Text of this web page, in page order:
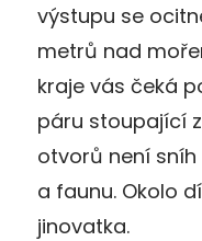
výstupu se
metrů nad
kraje vás čeká
páru stoupající
otvorů není
a faunu. Okolo
jinovatka.